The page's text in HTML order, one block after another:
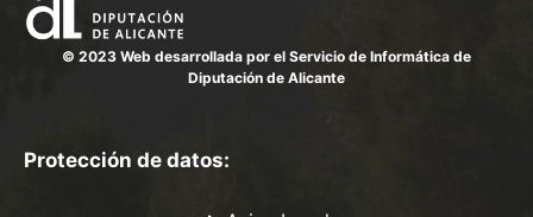
© 2023 Web desarrollada por el Servicio de Informática de
Diputación de Alicante
Protección de datos: